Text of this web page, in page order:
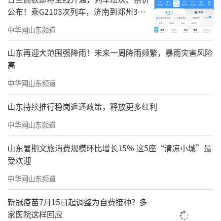
大众网记者：潍坊旅游年度接待人次成功
突破1亿大关，这一成绩令人瞩目！请问，此次
人次破亿的背后，我们是通过哪些核心发力方
向和具体举措实现的？能否结合不同客群的拓
展策略，详细介绍一下相关工作的推进思路？
王帅答：
公布！乘G2103次列车，济南到郑州3小
时到达
中华网山东频道
山东再迎大范围强降雨！未来一周降雨频繁，暴雨灾害风险
高
中华网山东频道
山东持续推行稳岗返还政策，释放更多红利
中华网山东频道
山东暑期文旅消费规模环比增长15% 这5座“清凉小城”最
受欢迎
中华网山东频道
新冠疫苗7月15日起调整为自费接种？多
家医院这样回应